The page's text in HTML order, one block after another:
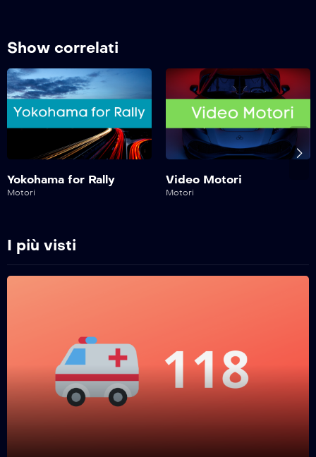
Safe Drive – 217^ Puntata
Safe Drive – 214^ Puntata
Safe Drive – 212^ Puntata
Show correlati
Yokohama for Rally
Motori
Video Motori
Motori
I più visti